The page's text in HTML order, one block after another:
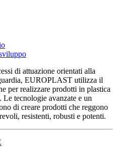
di attuazione orientati alla
EUROPLAST utilizza il
per realizzare prodotti in plastica
tecnologie avanzate e un
di creare prodotti che reggono
resistenti, robusti e potenti.